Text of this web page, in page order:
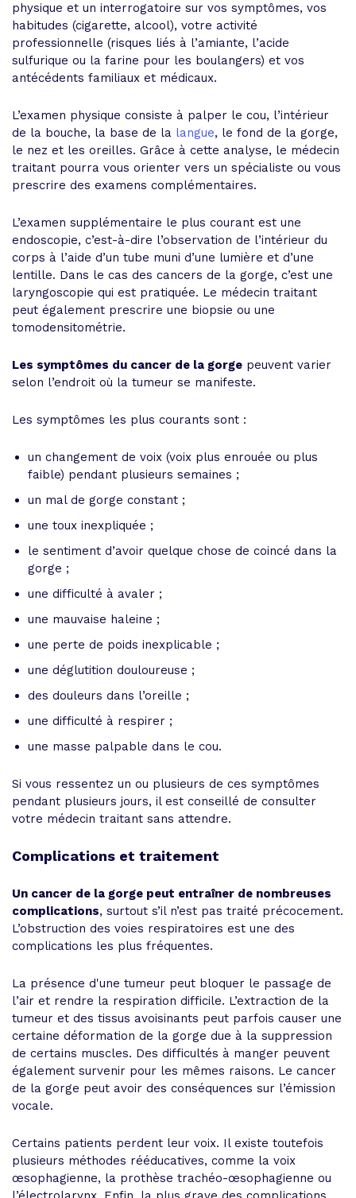
physique et un interrogatoire sur vos symptômes, vos
habitudes (cigarette, alcool), votre activité
professionnelle (risques liés à l’amiante, l’acide
sulfurique ou la farine pour les boulangers) et vos
antécédents familiaux et médicaux.
L’examen physique consiste à palper le cou, l’intérieur
de la bouche, la base de la langue, le fond de la gorge,
le nez et les oreilles. Grâce à cette analyse, le médecin
traitant pourra vous orienter vers un spécialiste ou vous
prescrire des examens complémentaires.
L’examen supplémentaire le plus courant est une
endoscopie, c’est-à-dire l’observation de l’intérieur du
corps à l’aide d’un tube muni d’une lumière et d’une
lentille. Dans le cas des cancers de la gorge, c’est une
laryngoscopie qui est pratiquée. Le médecin traitant
peut également prescrire une biopsie ou une
tomodensitométrie.
Les symptômes du cancer de la gorge peuvent varier
selon l’endroit où la tumeur se manifeste.
Les symptômes les plus courants sont :
un changement de voix (voix plus enrouée ou plus
faible) pendant plusieurs semaines ;
un mal de gorge constant ;
une toux inexpliquée ;
le sentiment d’avoir quelque chose de coincé dans la
gorge ;
une difficulté à avaler ;
une mauvaise haleine ;
une perte de poids inexplicable ;
une déglutition douloureuse ;
des douleurs dans l’oreille ;
une difficulté à respirer ;
une masse palpable dans le cou.
Si vous ressentez un ou plusieurs de ces symptômes
pendant plusieurs jours, il est conseillé de consulter
votre médecin traitant sans attendre.
Complications et traitement
Un cancer de la gorge peut entraîner de nombreuses
complications, surtout s’il n’est pas traité précocement.
L’obstruction des voies respiratoires est une des
complications les plus fréquentes.
La présence d'une tumeur peut bloquer le passage de
l’air et rendre la respiration difficile. L’extraction de la
tumeur et des tissus avoisinants peut parfois causer une
certaine déformation de la gorge due à la suppression
de certains muscles. Des difficultés à manger peuvent
également survenir pour les mêmes raisons. Le cancer
de la gorge peut avoir des conséquences sur l’émission
vocale.
Certains patients perdent leur voix. Il existe toutefois
plusieurs méthodes rééducatives, comme la voix
œsophagienne, la prothèse trachéo-œsophagienne ou